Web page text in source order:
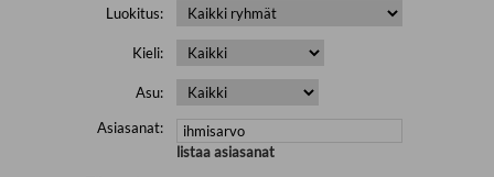
Luokitus:
Kieli:
Asu:
Asiasanat:
listaa asiasanat